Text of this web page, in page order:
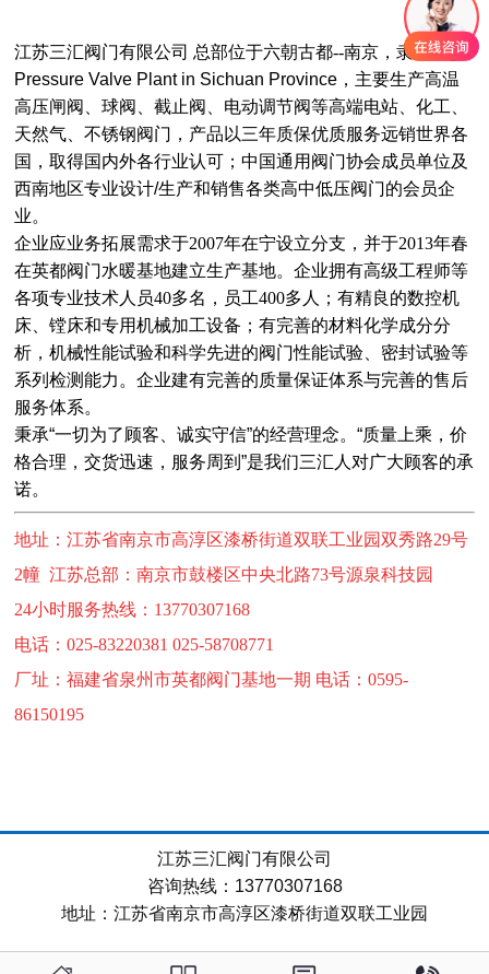
江苏三汇阀门有限公司 总部位于六朝古都--南京，隶属High
Pressure Valve Plant in Sichuan Province ，主要生产高温
高压闸阀、球阀、截止阀、电动调节阀等高端电站、化工、
天然气、不锈钢阀门，产品以三年质保优质服务远销世界各
国，取得国内外各行业认可；中国通用阀门协会成员单位及
西南地区专业设计/生产和销售各类高中低压阀门的会员企
业。
企业应业务拓展需求于2007年在宁设立分支，并于2013年春
在英都阀门水暖基地建立生产基地。企业拥有高级工程师等
各项专业技术人员40多名，员工400多人；有精良的数控机
床、镗床和专用机械加工设备；有完善的材料化学成分分
析，机械性能试验和科学先进的阀门性能试验、密封试验等
系列检测能力。企业建有完善的质量保证体系与完善的售后
服务体系。
秉承“一切为了顾客、诚实守信”的经营理念。“质量上乘，价
格合理，交货迅速，服务周到”是我们三汇人对广大顾客的承
诺。
地址：江苏省南京市高淳区漆桥街道双联工业园双秀路29号
2幢 江苏总部：南京市鼓楼区中央北路73号源泉科技园
24小时服务热线：13770307168
电话：025-83220381 025-58708771
厂址：福建省泉州市英都阀门基地一期 电话：0595-
86150195
江苏三汇阀门有限公司
咨询热线：13770307168
地址：江苏省南京市高淳区漆桥街道双联工业园